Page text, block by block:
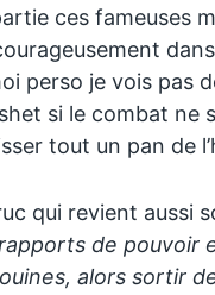
ces fameuses
perso je vois pas
si le combat ne
tout un pan de
qui revient aussi
de pouvoir
alors sortir